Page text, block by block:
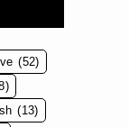
(52)
(13)